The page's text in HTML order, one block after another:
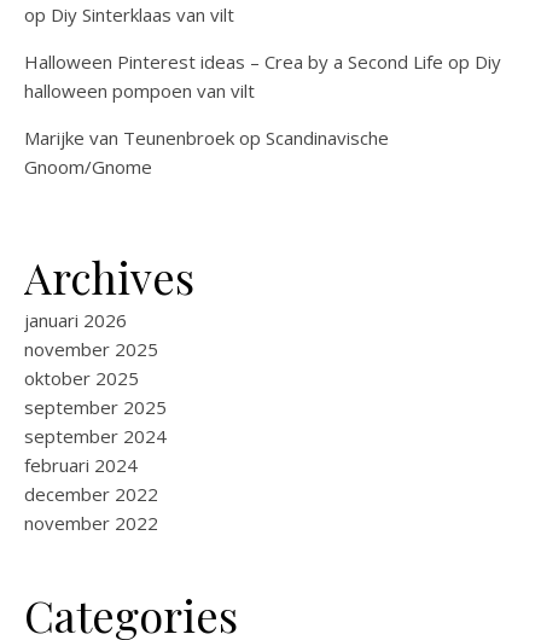
op Diy Sinterklaas van vilt
Halloween Pinterest ideas – Crea by a Second Life op Diy
halloween pompoen van vilt
Marijke van Teunenbroek op Scandinavische
Gnoom/Gnome
Archives
januari 2026
november 2025
oktober 2025
september 2025
september 2024
februari 2024
december 2022
november 2022
Categories